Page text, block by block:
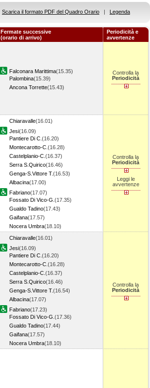
Scarica il formato PDF del Quadro Orario | Legenda
Fermate successive
(orario di arrivo)
Periodicità e
avvertenze
Falconara Marittima(15.35)
Palombina(15.39)
Ancona Torrette(15.43)
Controlla la
Periodicità
Chiaravalle(16.01)
Jesi(16.09)
Pantiere Di C. (16.20)
Montecarotto-C. (16.28)
Castelplanio-C. (16.37)
Serra S.Quirico(16.46)
Genga-S.Vittore T.(16.53)
Albacina(17.00)
Fabriano(17.07)
Fossato Di Vico-G. (17.35)
Gualdo Tadino(17.43)
Gaifana(17.57)
Nocera Umbra(18.10)
Controlla la
Periodicità
Leggi le
avvertenze
Chiaravalle(16.01)
Jesi(16.09)
Pantiere Di C. (16.20)
Montecarotto-C. (16.28)
Castelplanio-C. (16.37)
Serra S.Quirico(16.46)
Genga-S.Vittore T.(16.54)
Albacina(17.07)
Fabriano(17.23)
Fossato Di Vico-G. (17.36)
Gualdo Tadino(17.44)
Gaifana(17.57)
Nocera Umbra(18.10)
Controlla la
Periodicità